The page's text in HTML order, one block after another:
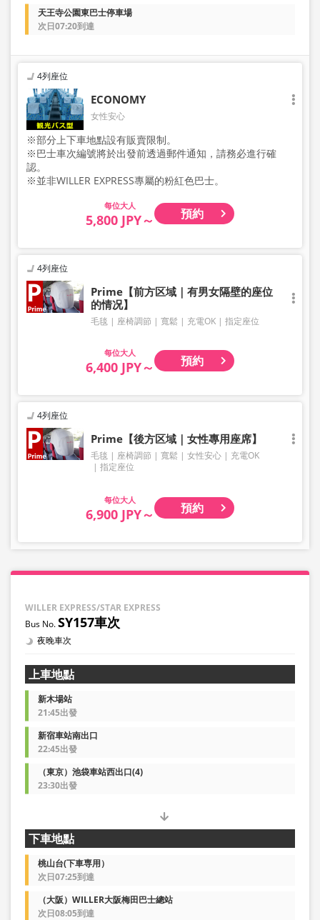
天王寺公園東巴士停車場
次日07:20到達
4列座位
ECONOMY
女性安心
※部分上下車地點設有販賣限制。
※巴士車次編號將於出發前透過郵件通知，請務必進行確
認。
※並非WILLER EXPRESS專屬的粉紅色巴士。
大人
5,800 JPY～ 預約
4列座位
Prime【前方区域｜有男女隔壁的座位
的情况】
毛毯 座椅調節 寬鬆 充電OK 指定座位
大人
6,400 JPY～ 預約
4列座位
Prime【後方区域｜女性專用座席】
毛毯 座椅調節 寬鬆 女性安心
充電OK
指定座位
大人
6,900 JPY～ 預約
WILLER EXPRESS/STAR EXPRESS
SY157車次
夜晚車次
上車地點
新木場站
21:45出發
新宿車站南出口
22:45出發
（東京）池袋車站西出口(4)
23:30出發
下車地點
桃山台(下車専用）
次日07:25到達
（大阪）WILLER大阪梅田巴士總站
次日08:05到達